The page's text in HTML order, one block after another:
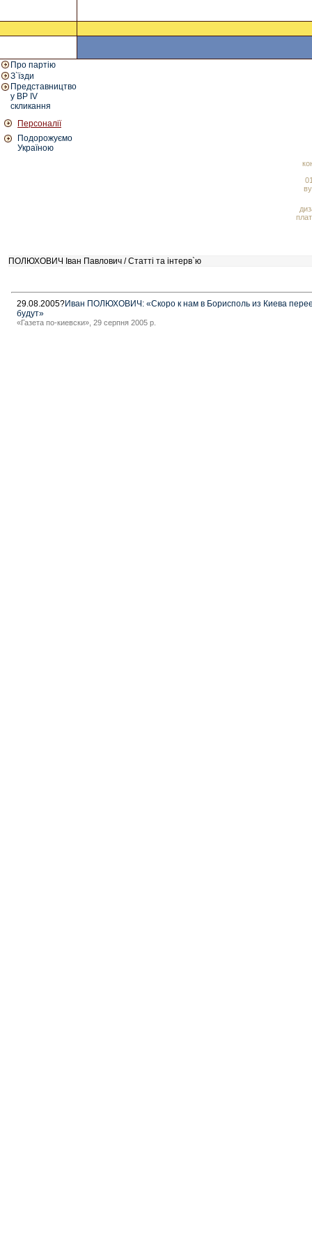
Про партію
З`їзди
Представництво
у ВР IV
скликання
Персоналії
Подорожуємо
Україною
ПОЛЮХОВИЧ Іван Павлович / Статті та інтерв`ю
29.08.2005?Иван ПОЛЮХОВИЧ: «Скоро к нам в Борисполь из Киева
будут»
«Газета по-киевски», 29 серпня 2005 р.